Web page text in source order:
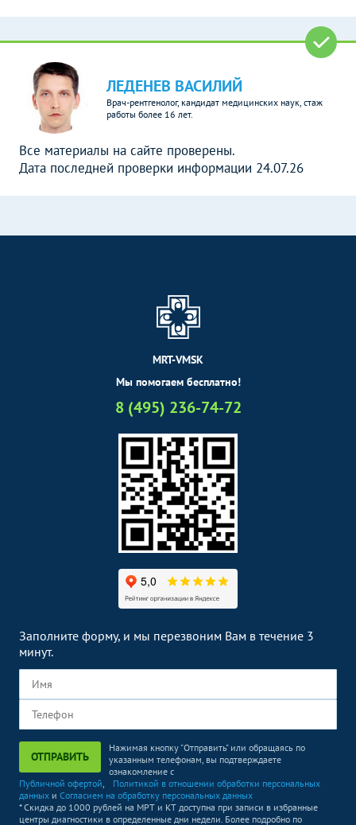
ЛЕДЕНЕВ ВАСИЛИЙ
Врач-рентгенолог, кандидат медицинских наук, стаж
работы более 16 лет.
Все материалы на сайте проверены.
Дата последней проверки информации 24.07.26
MRT-VMSK
Мы помогаем бесплатно!
8 (495) 236-74-72
Заполните форму, и мы перезвоним Вам в течение 3
минут.
ОТПРАВИТЬ
Нажимая кнопку "Отправить" или обращаясь по
указанным телефонам, вы подтверждаете
ознакомление с
Публичной офертой
Политикой в отношении обработки персональных
данных и Согласием на обработку персональных данных
* Скидка до 1000 рублей на МРТ и КТ доступна при записи в избранные
центры диагностики в определенные дни недели. Более подробно по